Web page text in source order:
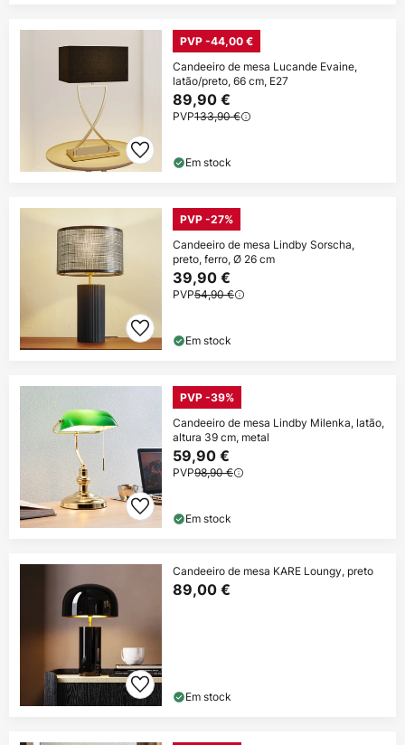
PVP -44,00 €
Candeeiro de mesa Lucande Evaine,
latão/preto, 66 cm, E27
89,90 €
PVP133,90 €
Em stock
PVP -27%
Candeeiro de mesa Lindby Sorscha,
preto, ferro, Ø 26 cm
39,90 €
PVP54,90 €
Em stock
PVP -39%
Candeeiro de mesa Lindby Milenka, latão,
altura 39 cm, metal
59,90 €
PVP98,90 €
Em stock
Candeeiro de mesa KARE Loungy, preto
89,00 €
Em stock